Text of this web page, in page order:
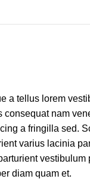
a tellus lorem
nam
a fringilla sed.
varius lacinia
vestibulum
diam quam et.